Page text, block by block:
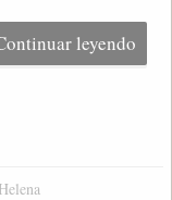
leyendo